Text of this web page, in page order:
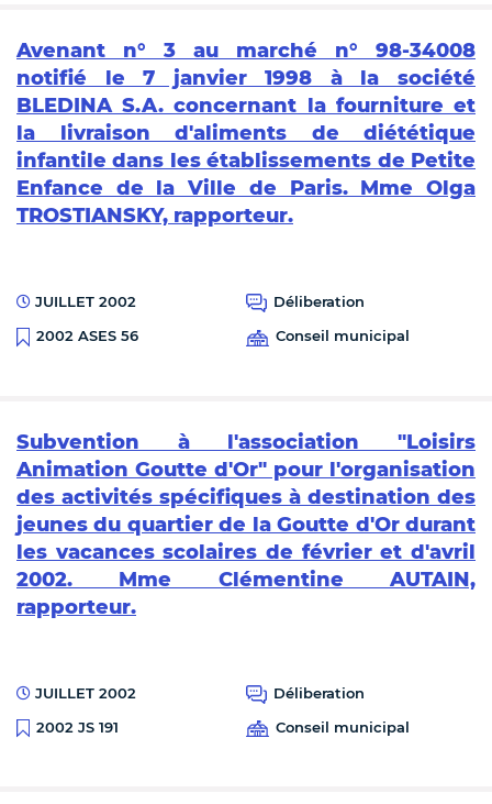
Avenant n° 3 au marché n° 98-34008
notifié le 7 janvier 1998 à la société
BLEDINA S.A. concernant la fourniture et
la livraison d'aliments de diététique
infantile dans les établissements de Petite
Enfance de la Ville de Paris. Mme Olga
TROSTIANSKY, rapporteur.
JUILLET 2002
Déliberation
2002 ASES 56
Conseil municipal
Subvention à l'association "Loisirs
Animation Goutte d'Or" pour l'organisation
des activités spécifiques à destination des
jeunes du quartier de la Goutte d'Or durant
les vacances scolaires de février et d'avril
2002. Mme Clémentine AUTAIN,
rapporteur.
JUILLET 2002
Déliberation
2002 JS 191
Conseil municipal